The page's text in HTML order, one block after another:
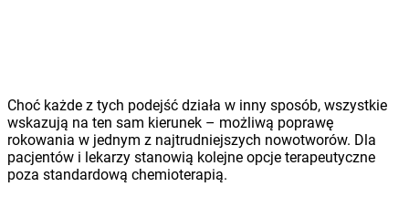
Choć każde z tych podejść działa w inny sposób, wszystkie
wskazują na ten sam kierunek – możliwą poprawę
rokowania w jednym z najtrudniejszych nowotworów. Dla
pacjentów i lekarzy stanowią kolejne opcje terapeutyczne
poza standardową chemioterapią.